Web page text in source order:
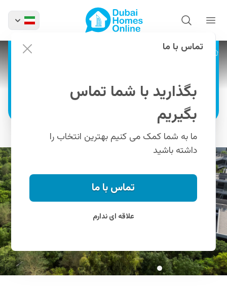
پروژه ها مسار 3 فاز 1 | تاون‌هاوس و ویلاهای دانه برای فروش
ویلاهای دانه برای فروش
در میان 100,000 درخت زندگی کنید، فراتر از انتظار
اطلاعات بیشتر
تماس با ما
بگذارید با شما تماس
بگیریم
ما به شما کمک می کنیم بهترین انتخاب را
داشته باشید
تماس با ما
علاقه ای ندارم